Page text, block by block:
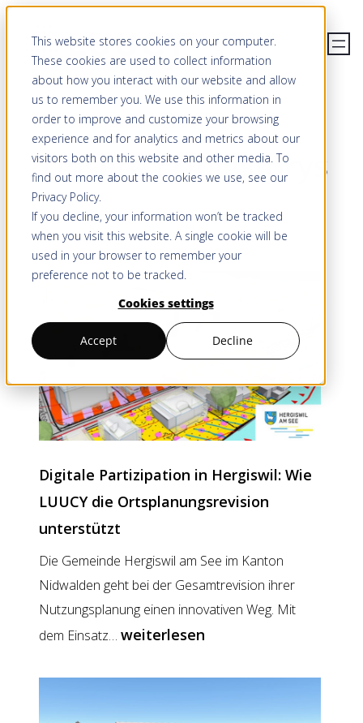
This website stores cookies on your computer.
These cookies are used to collect information
about how you interact with our website and allow
us to remember you. We use this information in
order to improve and customize your browsing
experience and for analytics and metrics about our
visitors both on this website and other media. To
find out more about the cookies we use, see our
Privacy Policy.
If you decline, your information won’t be tracked
when you visit this website. A single cookie will be
used in your browser to remember your
preference not to be tracked.
Cookies settings
Accept Decline
Inhalt
springen
WIE LUUCY EINGESETZT WIRD
Unsere Erfolgstorys
Digitale Partizipation in Hergiswil: Wie
LUUCY die Ortsplanungsrevision
unterstützt
Die Gemeinde Hergiswil am See im Kanton
Nidwalden geht bei der Gesamtrevision ihrer
Nutzungsplanung einen innovativen Weg. Mit
dem Einsatz… Digitale
weiterlesen